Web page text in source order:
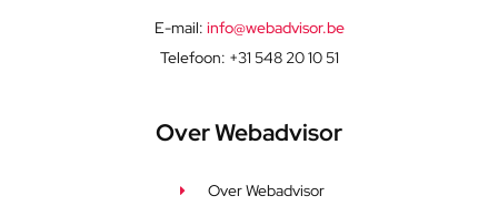
E-mail: info@webadvisor.be
Telefoon: +31 548 20 10 51
Over Webadvisor
Over Webadvisor